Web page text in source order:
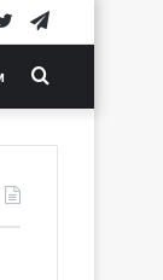
Twitter
Search
for